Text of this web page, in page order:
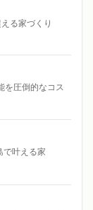
る家づくり
を圧倒的なコス
で叶える家